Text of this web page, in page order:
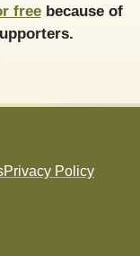
freebecause of
Privacy Policy